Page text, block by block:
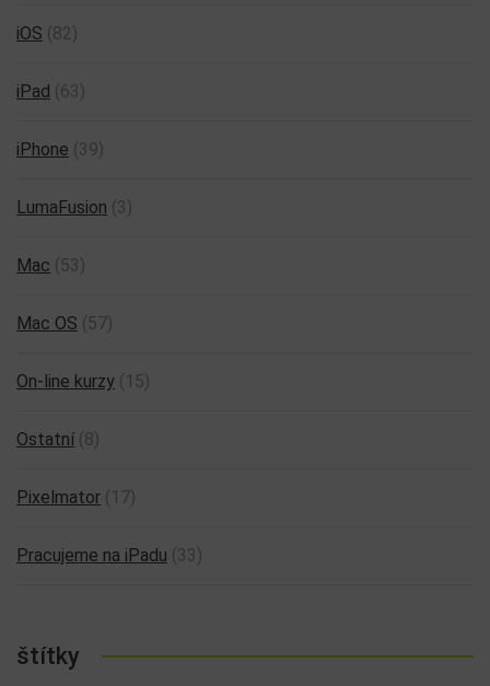
iOS (82)
iPad (63)
iPhone (39)
LumaFusion (3)
Mac (53)
Mac OS (57)
On-line kurzy (15)
Ostatní (8)
Pixelmator (17)
Pracujeme na iPadu (33)
štítky